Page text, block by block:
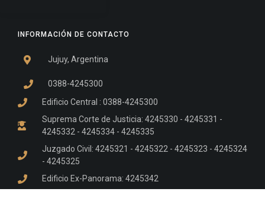
INFORMACIÓN DE CONTACTO
Jujuy, Argentina
0388-4245300
Edificio Central : 0388-4245300
Suprema Corte de Justicia: 4245330 - 4245331 -
4245332 - 4245334 - 4245335
Juzgado Civil: 4245321 - 4245322 - 4245323 - 4245324
- 4245325
Edificio Ex-Panorama: 4245342